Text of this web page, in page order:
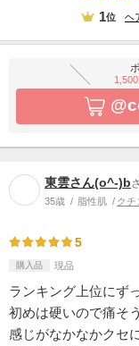
1位 ヘ
東雲さん(o^-)b
35歳 脂性肌 クチ
5
購入品 現品
ランキング上位にず
初めは硬いので痛そ
感じがなかなかクセ